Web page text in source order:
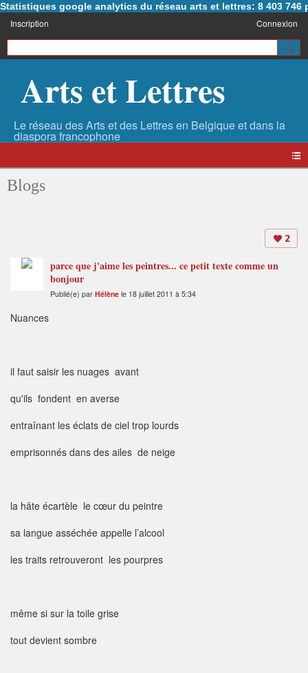
Statistiques google analytics du réseau arts et lettres: 8 403 746
Inscription Connexion
Arts et Lettres
Blogs
2
parce que j'aime les peintres... ce petit texte comme un
bonjour
Publié(e) par Hélène le 18 juillet 2011 à 5:34
Nuances
il faut saisir les nuages avant
qu'ils fondent en averse
entraînant les éclats de ciel trop lourds
emprisonnés dans des ailes de neige
la hâte écartèle le cœur du peintre
sa langue asséchée appelle l’alcool
les traits retrouveront les pourpres
même si sur la toile grise
tout devient sombre